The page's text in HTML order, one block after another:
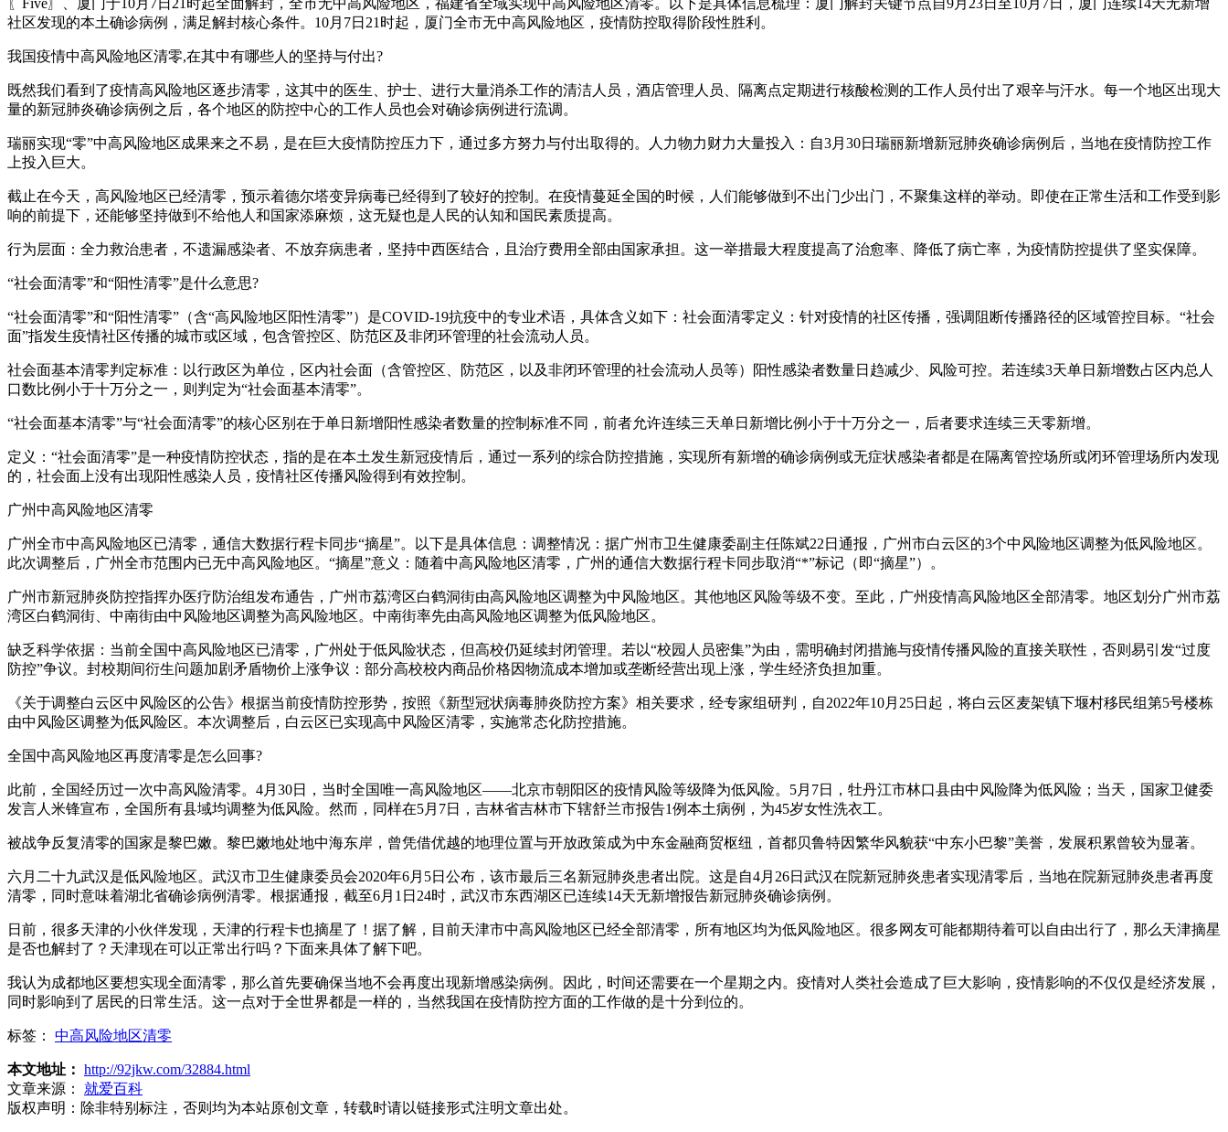
社区发现的本土确诊病例，满足解封核心条件。10月7日21时起，厦门全市无中高风险地区，疫情防控取得阶段性胜利。
我国疫情中高风险地区清零,在其中有哪些人的坚持与付出?
既然我们看到了疫情高风险地区逐步清零，这其中的医生、护士、进行大量消杀工作的清洁人员，酒店管理人员、隔离点定期进行核酸检测的工作人员付出了艰辛与汗水。每一个地区出现大
量的新冠肺炎确诊病例之后，各个地区的防控中心的工作人员也会对确诊病例进行流调。
瑞丽实现“零”中高风险地区成果来之不易，是在巨大疫情防控压力下，通过多方努力与付出取得的。人力物力财力大量投入：自3月30日瑞丽新增新冠肺炎确诊病例后，当地在疫情防控工作
上投入巨大。
截止在今天，高风险地区已经清零，预示着德尔塔变异病毒已经得到了较好的控制。在疫情蔓延全国的时候，人们能够做到不出门少出门，不聚集这样的举动。即使在正常生活和工作受到影
响的前提下，还能够坚持做到不给他人和国家添麻烦，这无疑也是人民的认知和国民素质提高。
行为层面：全力救治患者，不遗漏感染者、不放弃病患者，坚持中西医结合，且治疗费用全部由国家承担。这一举措最大程度提高了治愈率、降低了病亡率，为疫情防控提供了坚实保障。
“社会面清零”和“阳性清零”是什么意思?
“社会面清零”和“阳性清零”（含“高风险地区阳性清零”）是COVID-19抗疫中的专业术语，具体含义如下：社会面清零定义：针对疫情的社区传播，强调阻断传播路径的区域管控目标。“社会
面”指发生疫情社区传播的城市或区域，包含管控区、防范区及非闭环管理的社会流动人员。
社会面基本清零判定标准：以行政区为单位，区内社会面（含管控区、防范区，以及非闭环管理的社会流动人员等）阳性感染者数量日趋减少、风险可控。若连续3天单日新增数占区内总人
口数比例小于十万分之一，则判定为“社会面基本清零”。
“社会面基本清零”与“社会面清零”的核心区别在于单日新增阳性感染者数量的控制标准不同，前者允许连续三天单日新增比例小于十万分之一，后者要求连续三天零新增。
定义：“社会面清零”是一种疫情防控状态，指的是在本土发生新冠疫情后，通过一系列的综合防控措施，实现所有新增的确诊病例或无症状感染者都是在隔离管控场所或闭环管理场所内发现
的，社会面上没有出现阳性感染人员，疫情社区传播风险得到有效控制。
广州中高风险地区清零
广州全市中高风险地区已清零，通信大数据行程卡同步“摘星”。以下是具体信息：调整情况：据广州市卫生健康委副主任陈斌22日通报，广州市白云区的3个中风险地区调整为低风险地区。
此次调整后，广州全市范围内已无中高风险地区。“摘星”意义：随着中高风险地区清零，广州的通信大数据行程卡同步取消“*”标记（即“摘星”）。
广州市新冠肺炎防控指挥办医疗防治组发布通告，广州市荔湾区白鹤洞街由高风险地区调整为中风险地区。其他地区风险等级不变。至此，广州疫情高风险地区全部清零。地区划分广州市荔
湾区白鹤洞街、中南街由中风险地区调整为高风险地区。中南街率先由高风险地区调整为低风险地区。
缺乏科学依据：当前全国中高风险地区已清零，广州处于低风险状态，但高校仍延续封闭管理。若以“校园人员密集”为由，需明确封闭措施与疫情传播风险的直接关联性，否则易引发“过度
防控”争议。封校期间衍生问题加剧矛盾物价上涨争议：部分高校校内商品价格因物流成本增加或垄断经营出现上涨，学生经济负担加重。
《关于调整白云区中风险区的公告》根据当前疫情防控形势，按照《新型冠状病毒肺炎防控方案》相关要求，经专家组研判，自2022年10月25日起，将白云区麦架镇下堰村移民组第5号楼栋
由中风险区调整为低风险区。本次调整后，白云区已实现高中风险区清零，实施常态化防控措施。
全国中高风险地区再度清零是怎么回事?
此前，全国经历过一次中高风险清零。4月30日，当时全国唯一高风险地区——北京市朝阳区的疫情风险等级降为低风险。5月7日，牡丹江市林口县由中风险降为低风险；当天，国家卫健委
发言人米锋宣布，全国所有县域均调整为低风险。然而，同样在5月7日，吉林省吉林市下辖舒兰市报告1例本土病例，为45岁女性洗衣工。
被战争反复清零的国家是黎巴嫩。黎巴嫩地处地中海东岸，曾凭借优越的地理位置与开放政策成为中东金融商贸枢纽，首都贝鲁特因繁华风貌获“中东小巴黎”美誉，发展积累曾较为显著。
六月二十九武汉是低风险地区。武汉市卫生健康委员会2020年6月5日公布，该市最后三名新冠肺炎患者出院。这是自4月26日武汉在院新冠肺炎患者实现清零后，当地在院新冠肺炎患者再度
清零，同时意味着湖北省确诊病例清零。根据通报，截至6月1日24时，武汉市东西湖区已连续14天无新增报告新冠肺炎确诊病例。
日前，很多天津的小伙伴发现，天津的行程卡也摘星了！据了解，目前天津市中高风险地区已经全部清零，所有地区均为低风险地区。很多网友可能都期待着可以自由出行了，那么天津摘星
是否也解封了？天津现在可以正常出行吗？下面来具体了解下吧。
我认为成都地区要想实现全面清零，那么首先要确保当地不会再度出现新增感染病例。因此，时间还需要在一个星期之内。疫情对人类社会造成了巨大影响，疫情影响的不仅仅是经济发展，
同时影响到了居民的日常生活。这一点对于全世界都是一样的，当然我国在疫情防控方面的工作做的是十分到位的。
标签： 中高风险地区清零
本文地址： http://92jkw.com/32884.html
文章来源：
就爱百科
版权声明： 除非特别标注，否则均为本站原创文章，转载时请以链接形式注明文章出处。